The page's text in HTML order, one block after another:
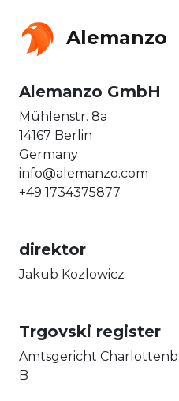
Alemanzo
Alemanzo GmbH
Mühlenstr. 8a
14167 Berlin
Germany
info@alemanzo.com
+49 1734375877
direktor
Jakub Kozlowicz
Trgovski register
Amtsgericht
B